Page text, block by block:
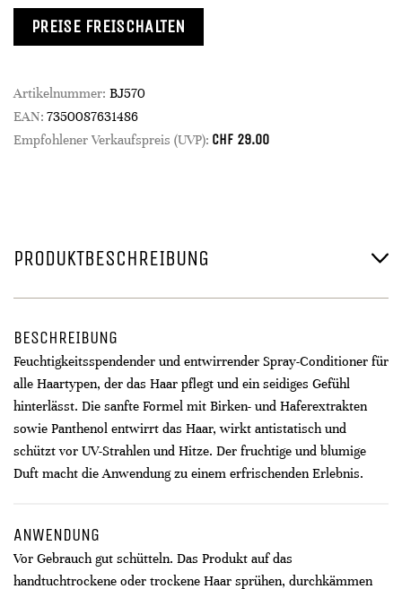
PREISE FREISCHALTEN
Artikelnummer: BJ570
EAN: 7350087631486
Empfohlener Verkaufspreis (UVP): CHF 29.00
PRODUKTBESCHREIBUNG
BESCHREIBUNG
Feuchtigkeitsspendender und entwirrender Spray-Conditioner für
alle Haartypen, der das Haar pflegt und ein seidiges Gefühl
hinterlässt. Die sanfte Formel mit Birken- und Haferextrakten
sowie Panthenol entwirrt das Haar, wirkt antistatisch und
schützt vor UV-Strahlen und Hitze. Der fruchtige und blumige
Duft macht die Anwendung zu einem erfrischenden Erlebnis.
ANWENDUNG
Vor Gebrauch gut schütteln. Das Produkt auf das
handtuchtrockene oder trockene Haar sprühen, durchkämmen